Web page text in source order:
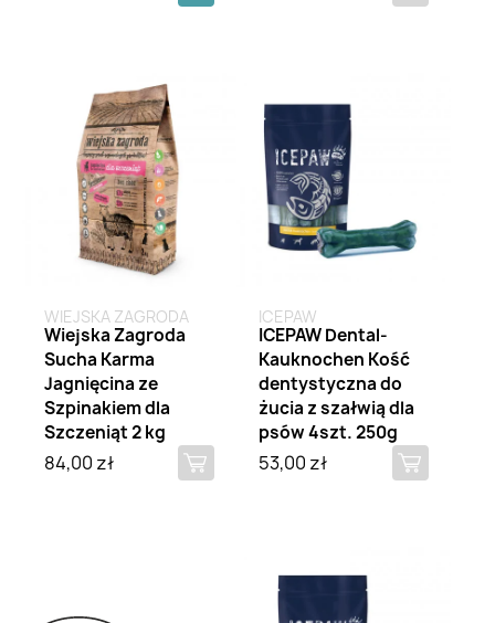
WIEJSKA ZAGRODA
Wiejska Zagroda
Sucha Karma
Jagnięcina ze
Szpinakiem dla
Szczeniąt 2 kg
84,00 zł
ICEPAW
ICEPAW Dental-
Kauknochen Kość
dentystyczna do
żucia z szałwią dla
psów 4szt. 250g
53,00 zł